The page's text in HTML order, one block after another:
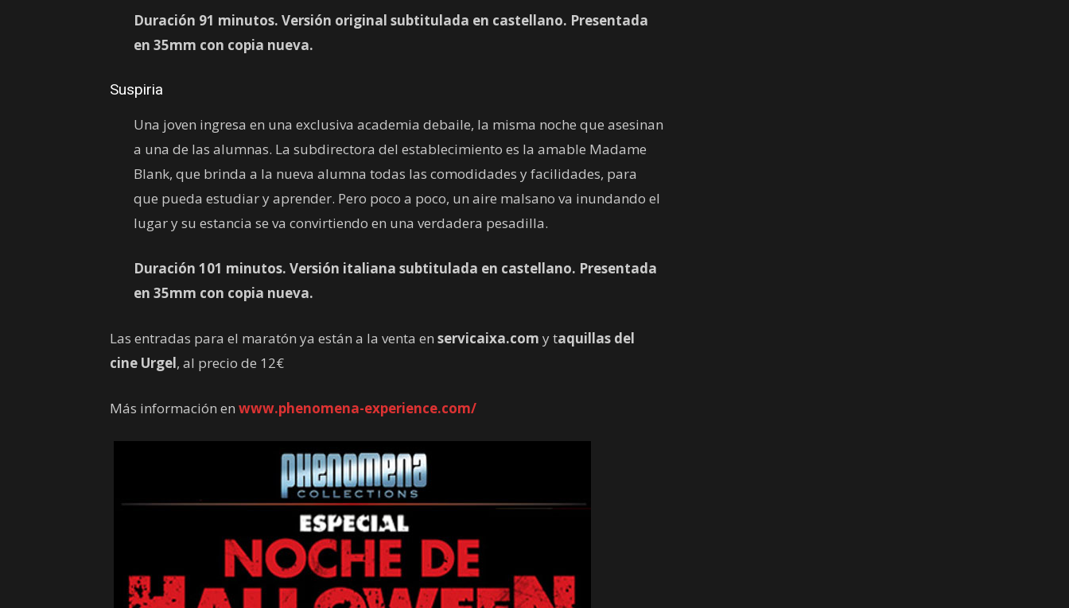
Duración 91 minutos. Versión original subtitulada en castellano. Presentada
en 35mm con copia nueva.
Suspiria
Una joven ingresa en una exclusiva academia debaile, la misma noche que asesinan
a una de las alumnas. La subdirectora del establecimiento es la amable Madame
Blank, que brinda a la nueva alumna todas las comodidades y facilidades, para
que pueda estudiar y aprender. Pero poco a poco, un aire malsano va inundando el
lugar y su estancia se va convirtiendo en una verdadera pesadilla.
Duración 101 minutos. Versión italiana subtitulada en castellano. Presentada
en 35mm con copia nueva.
Las entradas para el maratón ya están a la venta en servicaixa.com y taquillas del
cine Urgel, al precio de 12€
Más información en www.phenomena-experience.com/